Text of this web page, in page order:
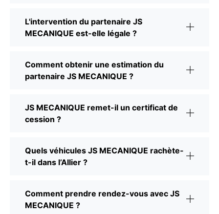
L'intervention du partenaire JS
MECANIQUE est-elle légale ?
Comment obtenir une estimation du
partenaire JS MECANIQUE ?
JS MECANIQUE remet-il un certificat de
cession ?
Quels véhicules JS MECANIQUE rachète-
t-il dans l’Allier ?
Comment prendre rendez-vous avec JS
MECANIQUE ?